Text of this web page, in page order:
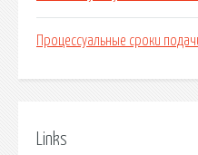
Процессуальные сроки
Links